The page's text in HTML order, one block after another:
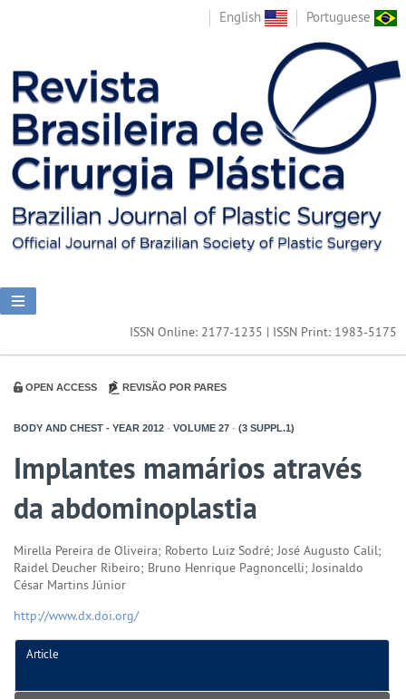
English Portuguese
ISSN Online: 2177-1235 | ISSN Print: 1983-5175
OPEN ACCESS REVISÃO POR PARES
BODY AND CHEST - YEAR 2012 - VOLUME 27 - (3 SUPPL.1)
Implantes mamários através
da abdominoplastia
Mirella Pereira de Oliveira; Roberto Luiz Sodré; José Augusto Calil;
Raidel Deucher Ribeiro; Bruno Henrique Pagnoncelli; Josinaldo
César Martins Júnior
http://www.dx.doi.org/
Article